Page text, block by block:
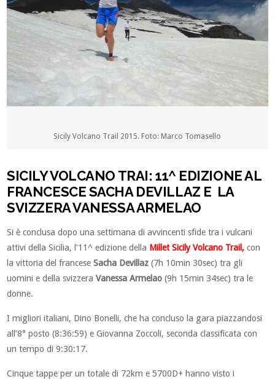
Sicily Volcano Trail 2015. Foto: Marco Tomasello
SICILY VOLCANO TRAI: 11^ EDIZIONE AL
FRANCESCE SACHA DEVILLAZ E LA
SVIZZERA VANESSA ARMELAO
Si è conclusa dopo una settimana di avvincenti sfide tra i vulcani
attivi della Sicilia, l’11^ edizione della Millet Sicily Volcano Trail, con
la vittoria del franceseSacha Devillaz(7h 10min 30sec) tra gli
uomini e della svizzeraVanessa Armelao(9h 15min 34sec) tra le
donne.
I migliori italiani, Dino Bonelli, che ha concluso la gara piazzandosi
all’8° posto (8:36:59) e Giovanna Zoccoli, seconda classificata con
un tempo di 9:30:17.
Cinque tappe per un totale di 72km e 5700D+ hanno visto i